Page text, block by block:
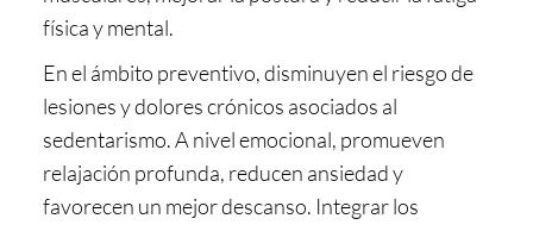
física y mental.
En el ámbito preventivo, disminuyen el riesgo de
lesiones y dolores crónicos asociados al
sedentarismo. A nivel emocional, promueven
relajación profunda, reducen ansiedad y
favorecen un mejor descanso. Integrar los